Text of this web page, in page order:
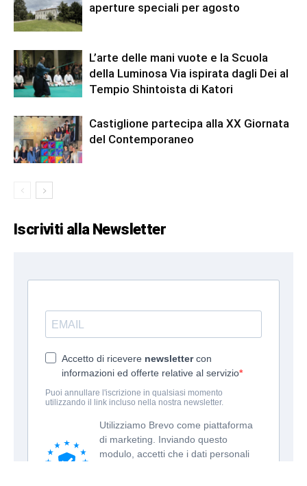
aperture speciali per agosto
L’arte delle mani vuote e la Scuola
della Luminosa Via ispirata dagli Dei al
Tempio Shintoista di Katori
Castiglione partecipa alla XX Giornata
del Contemporaneo
Iscriviti alla Newsletter